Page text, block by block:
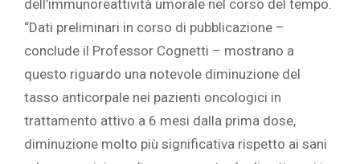
dell’immunoreattività umorale nel corso del tempo.
“Dati preliminari in corso di pubblicazione –
conclude il Professor Cognetti – mostrano a
questo riguardo una notevole diminuzione del
tasso anticorpale nei pazienti oncologici in
trattamento attivo a 6 mesi dalla prima dose,
diminuzione molto più significativa rispetto ai sani